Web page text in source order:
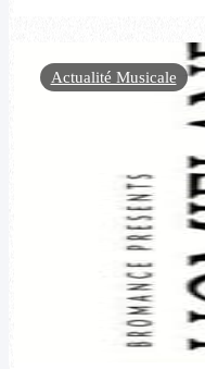
Actualité Musicale